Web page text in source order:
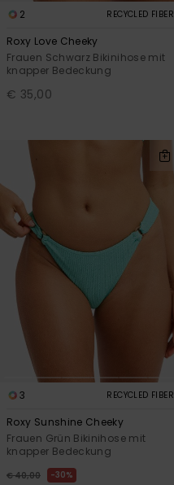
2 RECYCLED FIBER
Roxy Love Cheeky
Frauen Schwarz Bikinihose mit
knapper Bedeckung
€ 35,00
3 RECYCLED FIBER
Roxy Sunshine Cheeky
Frauen Grün Bikinihose mit
knapper Bedeckung
€ 40,00 30%